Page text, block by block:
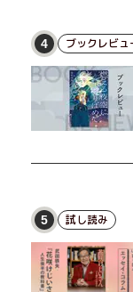
恵弥は、まるで影
か？ そして、唄
は？ 謎めいたラ
4 ブックレビュ
5 試し読み